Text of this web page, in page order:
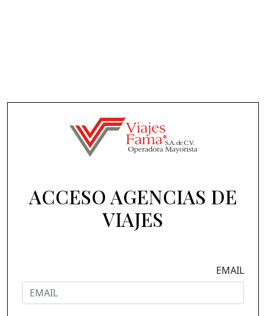
ACCESO AGENCIAS DE
VIAJES
EMAIL